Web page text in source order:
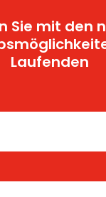
Sie mit den
Laufenden